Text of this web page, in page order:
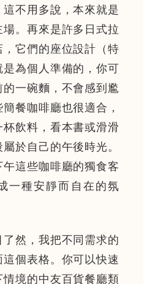
不用多說，本來就是
。再來是許多日式拉
它們的座位設計（特
是為個人準備的，你可
的一碗麵，不會感到尷
餐咖啡廳也很適合，
飲料，看本書或滑滑
於自己的午後時光。
這些咖啡廳的獨食客
一種安靜而自在的氛
然，我把不同需求的
個表格。你可以快速
境的中友百貨餐廳類